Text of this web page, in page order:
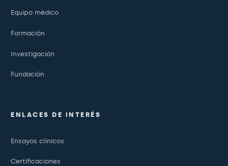
Equipo médico
Formación
Investigación
Fundación
ENLACES DE INTERÉS
Ensayos clínicos
Certificaciones